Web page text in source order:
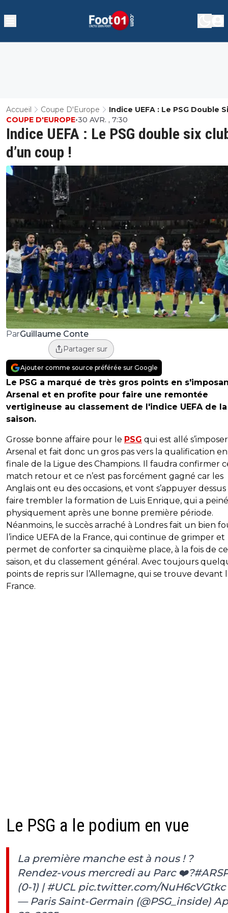
Accueil Coupe D'Europe
Indice UEFA : Le PSG Double
Clubs D’un Coup !
Indice UEFA : Le PSG double six
d’un coup !
COUPE D'EUROPE•30 AVR. , 7:30
ParGuillaume Conte
Partager sur
Ajouter comme source préférée sur Google
Le PSG a marqué de très gros points en
Arsenal et en profite pour faire une remontée
vertigineuse au classement de l'indice UEFA de la
saison.
Grosse bonne affaire pour le PSG qui est allé
Arsenal et fait donc un gros pas vers la qualification en
finale de la Ligue des Champions. Il faudra confirmer
match retour et ce n’est pas forcément gagné car les
Anglais ont eu des occasions, et vont s’appuyer
faire trembler la formation de Luis Enrique, qui a peiné
physiquement après une bonne première période.
Néanmoins, le succès arraché à Londres fait un bien
l’indice UEFA de la France, qui continue de grimper et
permet de conforter sa cinquième place, à la fois de
saison, et du classement général. Avec toujours
points de repris sur l’Allemagne, qui se trouve devant
France.
Le PSG a le podium en vue
La première manche est à nous ! ?
Rendez-vous mercredi au Parc ❤️?
(0-1) |#UCL pic.twitter.com/NuH6cVGtkc
— Paris Saint-Germain (@PSG_inside)